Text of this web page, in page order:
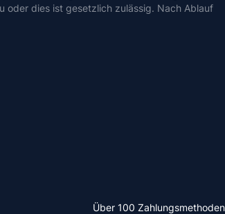
oder dies ist gesetzlich zulässig. Nach Ablauf
Über 100 Zahlungsmethoden